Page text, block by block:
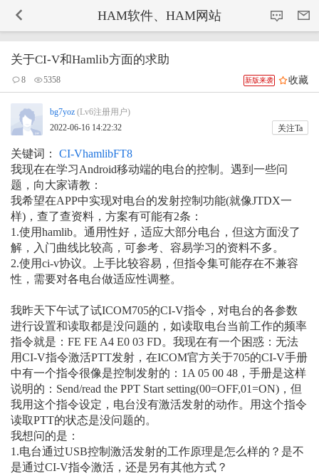
HAM软件、HAM网站
关于CI-V和Hamlib方面的求助
8 5358 新版来袭 收藏
bg7yoz (Lv6注册用户)
2022-06-16 14:22:32
关注Ta
关键词： CI-VhamlibFT8
我现在在学习Android移动端的电台的控制。遇到一些问
题，向大家请教：
我希望在APP中实现对电台的发射控制功能(就像JTDX一
样)，查了查资料，方案有可能有2条：
1.使用hamlib。通用性好，适应大部分电台，但这方面没了
解，入门曲线比较高，可参考、容易学习的资料不多。
2.使用ci-v协议。上手比较容易，但指令集可能存在不兼容
性，需要对各电台做适应性调整。
我昨天下午试了试ICOM705的CI-V指令，对电台的各参数
进行设置和读取都是没问题的，如读取电台当前工作的频率
指令就是：FE FE A4 E0 03 FD。我现在有一个困惑：无法
用CI-V指令激活PTT发射，在ICOM官方关于705的CI-V手册
中有一个指令很像是控制发射的：1A 05 00 48，手册是这样
说明的：Send/read the PPT Start setting(00=OFF,01=ON)，但
我用这个指令设定，电台没有激活发射的动作。用这个指令
读取PTT的状态是没问题的。
我想问的是：
1.电台通过USB控制激活发射的工作原理是怎么样的？是不
是通过CI-V指令激活，还是另有其他方式？